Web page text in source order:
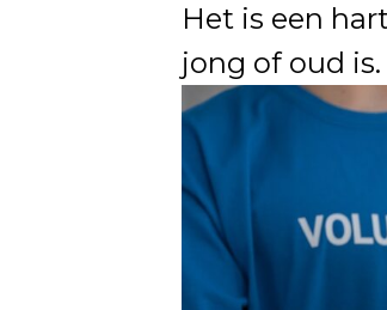
Het is een
jong of oud is.